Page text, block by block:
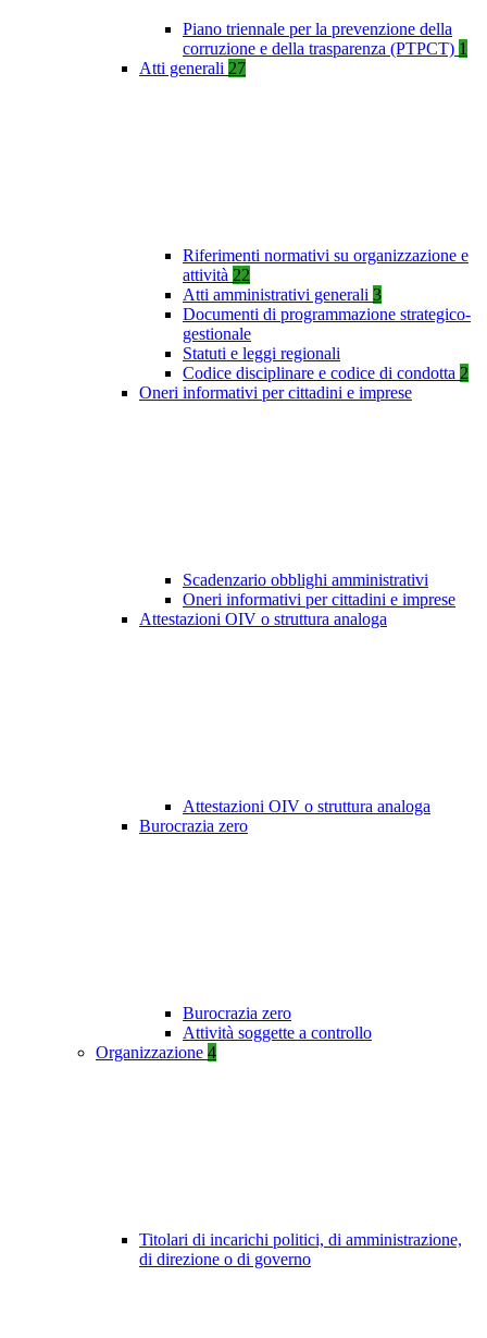
Piano triennale per la prevenzione della
corruzione e della trasparenza (PTPCT) 1
Atti generali 27
Riferimenti normativi su organizzazione e
attività 22
Atti amministrativi generali 3
Documenti di programmazione strategico-
gestionale
Statuti e leggi regionali
Codice disciplinare e codice di condotta 2
Oneri informativi per cittadini e imprese
Scadenzario obblighi amministrativi
Oneri informativi per cittadini e imprese
Attestazioni OIV o struttura analoga
Attestazioni OIV o struttura analoga
Burocrazia zero
Burocrazia zero
Attività soggette a controllo
Organizzazione 4
Titolari di incarichi politici, di amministrazione,
di direzione o di governo